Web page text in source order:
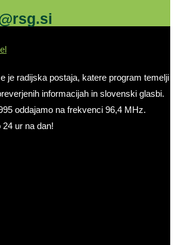
je radijska postaja, katere program temelji
informacijah in slovenski glasbi.
oddajamo na frekvenci 96,4 MHz.
ur na dan!